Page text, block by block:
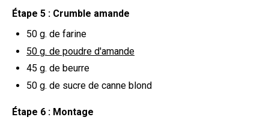
Étape 5 : Crumble amande
50 g. de farine
50 g. de poudre d'amande
45 g. de beurre
50 g. de sucre de canne blond
Étape 6 : Montage